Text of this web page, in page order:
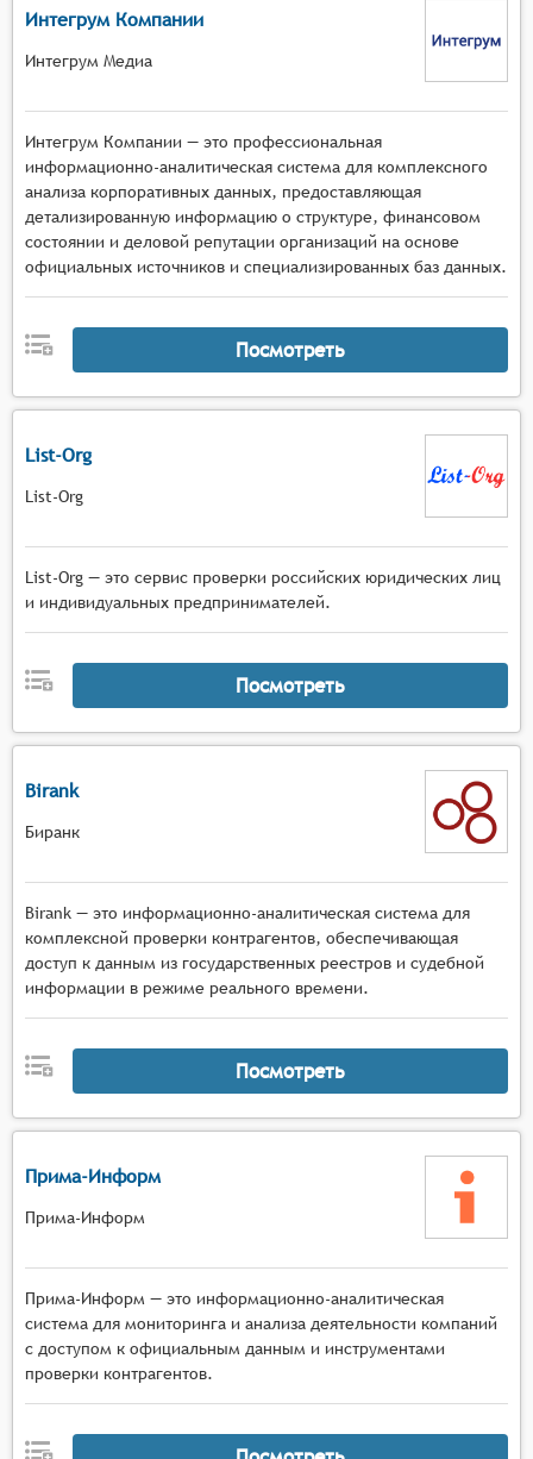
Интегрум Компании
Интегрум Медиа
Интегрум Компании — это профессиональная
информационно-аналитическая система для комплексного
анализа корпоративных данных, предоставляющая
детализированную информацию о структуре, финансовом
состоянии и деловой репутации организаций на основе
официальных источников и специализированных баз данных.
Посмотреть
List-Org
List-Org
List-Org — это сервис проверки российских юридических лиц
и индивидуальных предпринимателей.
Посмотреть
Birank
Биранк
Birank — это информационно-аналитическая система для
комплексной проверки контрагентов, обеспечивающая
доступ к данным из государственных реестров и судебной
информации в режиме реального времени.
Посмотреть
Прима-Информ
Прима-Информ
Прима-Информ — это информационно-аналитическая
система для мониторинга и анализа деятельности компаний
с доступом к официальным данным и инструментами
проверки контрагентов.